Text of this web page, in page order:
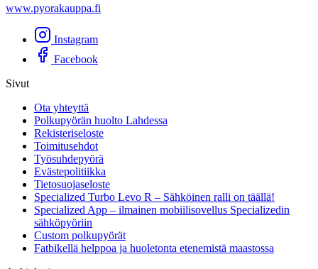
www.pyorakauppa.fi
Instagram
Facebook
Sivut
Ota yhteyttä
Polkupyörän huolto Lahdessa
Rekisteriseloste
Toimitusehdot
Työsuhdepyörä
Evästepolitiikka
Tietosuojaseloste
Specialized Turbo Levo R – Sähköinen ralli on täällä!
Specialized App – ilmainen mobiilisovellus Specializedin
sähköpyöriin
Custom polkupyörät
Fatbikellä helppoa ja huoletonta etenemistä maastossa